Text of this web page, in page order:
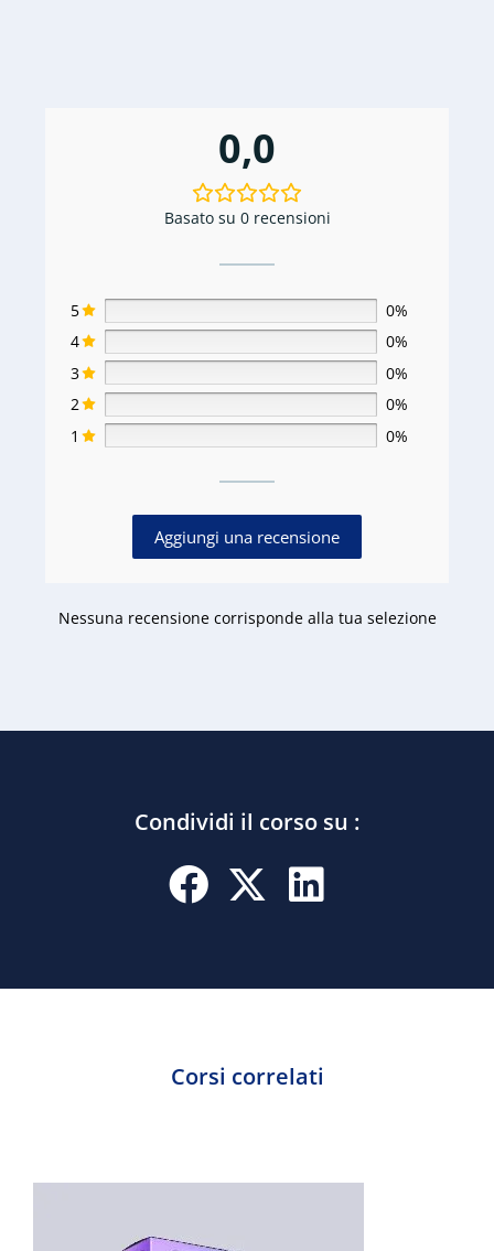
0,0
Basato su 0 recensioni
5
0%
4
0%
3
0%
2
0%
1
0%
Aggiungi una recensione
Nessuna recensione corrisponde alla tua selezione
Condividi il corso su :
Corsi correlati